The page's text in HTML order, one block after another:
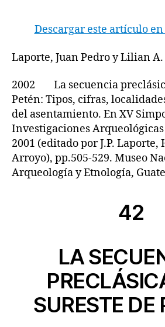
Descargar este artículo
Laporte, Juan Pedro y Lilian A.
2002 La secuencia
Petén: Tipos, cifras,
del asentamiento. En XV
Investigaciones
2001 (editado por J.P. Laporte,
Arroyo), pp.505-529. Museo
Arqueología y Etnología,
42
LA
SURESTE DE